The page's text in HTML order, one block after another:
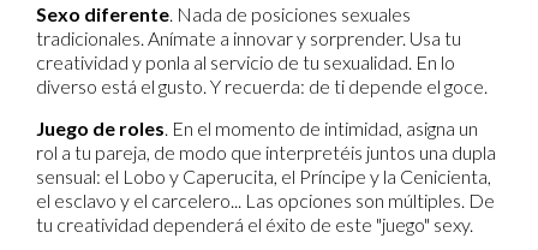
Sexo diferente . Nada de posiciones sexuales
tradicionales. Anímate a innovar y sorprender. Usa tu
creatividad y ponla al servicio de tu sexualidad. En lo
diverso está el gusto. Y recuerda: de ti depende el goce.
Juego de roles . En el momento de intimidad, asigna un
rol a tu pareja, de modo que interpretéis juntos una dupla
sensual: el Lobo y Caperucita, el Príncipe y la Cenicienta,
el esclavo y el carcelero... Las opciones son múltiples. De
tu creatividad dependerá el éxito de este "juego" sexy.